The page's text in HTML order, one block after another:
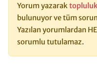
Yorum yazarak topluluk
bulunuyor ve tüm
Yazılan yorumlardan
sorumlu tutulamaz.